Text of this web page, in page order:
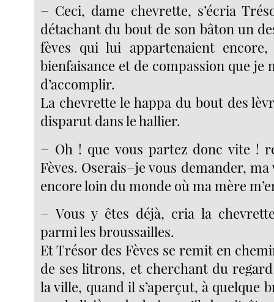
− Ceci, dame chevrette, s’écria
détachant du bout de son bâton un
fèves qui lui appartenaient
bienfaisance et de compassion que je
d’accomplir.
La chevrette le happa du bout des
disparut dans le hallier.
− Oh ! que vous partez donc vite !
Fèves. Oserais−je vous demander,
encore loin du monde où ma mère
− Vous y êtes déjà, cria la
parmi les broussailles.
Et Trésor des Fèves se remit en
de ses litrons, et cherchant du
la ville, quand il s’aperçut, à quelque